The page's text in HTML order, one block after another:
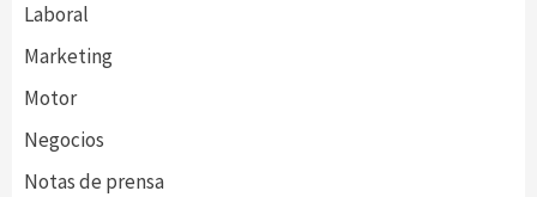
Laboral
Marketing
Motor
Negocios
Notas de prensa